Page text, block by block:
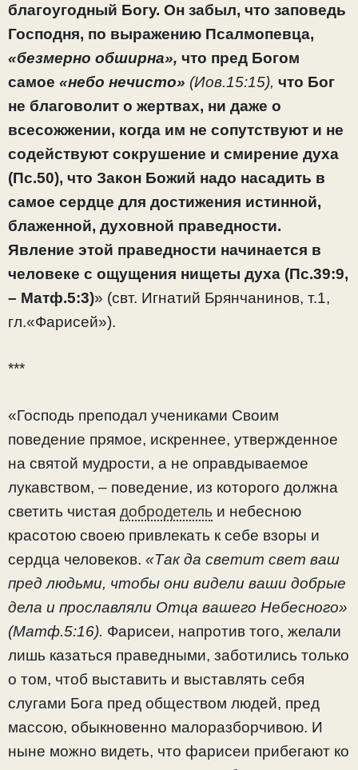
благоугодный Богу. Он забыл, что заповедь
Господня, по выражению Псалмопевца,
«безмерно обширна», что пред Богом
самое «небо нечисто» (Иов.15:15), что Бог
не благоволит о жертвах, ни даже о
всесожжении, когда им не сопутствуют и не
содействуют сокрушение и смирение духа
(Пс.50), что Закон Божий надо насадить в
самое сердце для достижения истинной,
блаженной, духовной праведности.
Явление этой праведности начинается в
человеке с ощущения нищеты духа (Пс.39:9,
– Матф.5:3)» (свт. Игнатий Брянчанинов, т.1,
гл.«Фарисей»).
***
«Господь преподал учениками Своим
поведение прямое, искреннее, утвержденное
на святой мудрости, а не оправдываемое
лукавством, – поведение, из которого должна
светить чистая добродетель и небесною
красотою своею привлекать к себе взоры и
сердца человеков. «Так да светит свет ваш
пред людьми, чтобы они видели ваши добрые
дела и прославляли Отца вашего Небесного»
(Матф.5:16). Фарисеи, напротив того, желали
лишь казаться праведными, заботились только
о том, чтоб выставить и выставлять себя
слугами Бога пред обществом людей, пред
массою, обыкновенно малоразборчивою. И
ныне можно видеть, что фарисеи прибегают ко